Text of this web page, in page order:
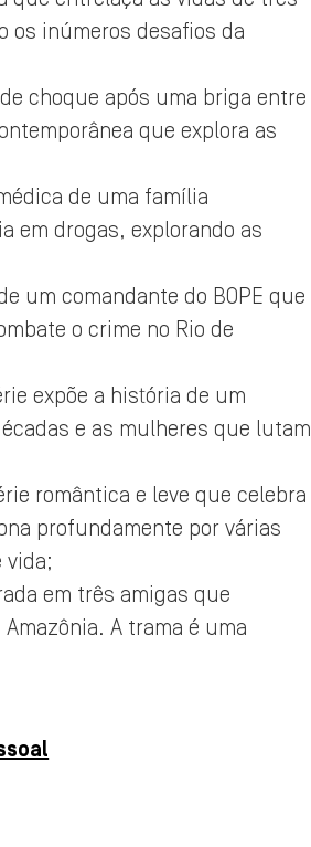
os inúmeros desafios da
choque após uma briga entre
que explora as
de uma família
em drogas, explorando as
um comandante do BOPE que
o crime no Rio de
expõe a história de um
e as mulheres que lutam
romântica e leve que celebra
profundamente por várias
vida;
em três amigas que
A trama é uma